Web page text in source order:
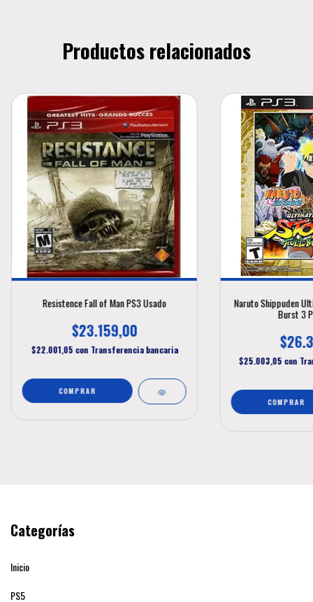
Productos relacionados
Resistence Fall of Man PS3 Usado
$23.159,00
$22.001,05 con Transferencia bancaria
Naruto Shippuden
Burst 3
$25.003,05 con
Categorías
Inicio
PS5